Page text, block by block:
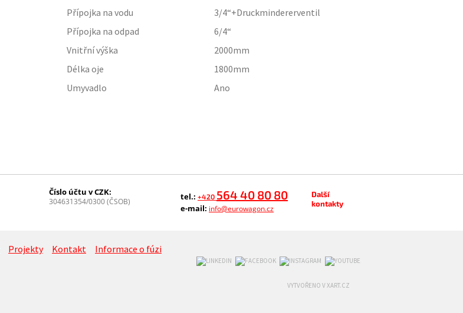
Přípojka na vodu
3/4“+Druckmindererventil
Přípojka na odpad
6/4“
Vnitřní výška
2000mm
Délka oje
1800mm
Umyvadlo
Ano
Číslo účtu v CZK:
304631354/0300 (ČSOB) tel.: +420 564 40 80 80
e-mail: info@eurowagon.cz
Další
kontakty
Projekty Kontakt Informace o fúzi
VYTVOŘENO V XART.CZ